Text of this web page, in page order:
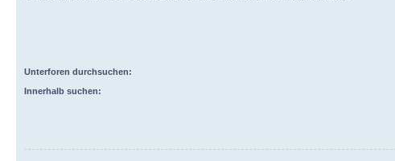
Unterforen durchsuchen:
Innerhalb suchen: